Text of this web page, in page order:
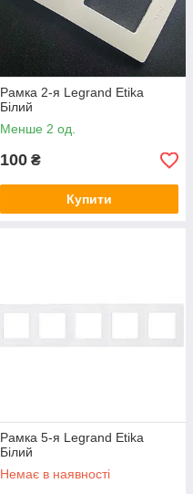
Рамка 2-я Legrand Etika
Білий
Менше 2 од.
100 ₴
Купити
Рамка 5-я Legrand Etika
Білий
Немає в наявності